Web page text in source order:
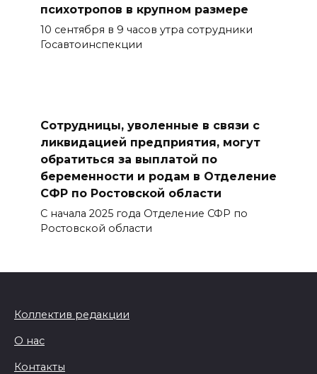
психотропов в крупном размере
10 сентября в 9 часов утра сотрудники
Госавтоинспекции
Сотрудницы, уволенные в связи с
ликвидацией предприятия, могут
обратиться за выплатой по
беременности и родам в Отделение
СФР по Ростовской области
С начала 2025 года Отделение СФР по
Ростовской области
Коллектив редакции
О нас
Контакты